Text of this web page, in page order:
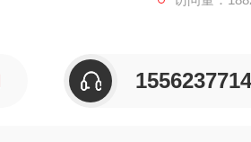
成，重量轻、强度高。